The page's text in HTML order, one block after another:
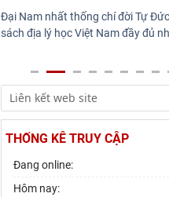
Đại Nam nhất thống chí đời Tự
sách địa lý học Việt Nam đầy đủ
THỐNG KÊ TRUY CẬP
Đang online:
Hôm nay: